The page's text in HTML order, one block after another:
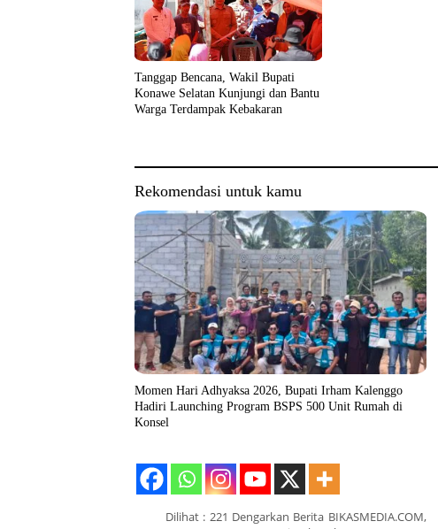
Tanggap Bencana, Wakil Bupati
Konawe Selatan Kunjungi dan Bantu
Warga Terdampak Kebakaran
Rekomendasi untuk kamu
Momen Hari Adhyaksa 2026, Bupati Irham Kalenggo
Hadiri Launching Program BSPS 500 Unit Rumah di
Konsel
Dilihat : 221 Dengarkan Berita BIKASMEDIA.COM,